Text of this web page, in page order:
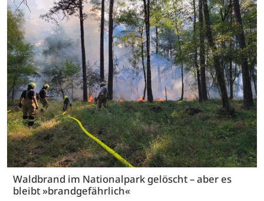
Waldbrand im Nationalpark gelöscht – aber es
bleibt »brandgefährlich«